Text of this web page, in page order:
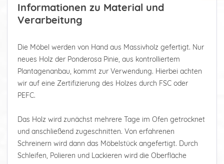
Informationen zu Material und
Verarbeitung
Die Möbel werden von Hand aus Massivholz gefertigt. Nur
neues Holz der Ponderosa Pinie, aus kontrolliertem
Plantagenanbau, kommt zur Verwendung. Hierbei achten
wir auf eine Zertifizierung des Holzes durch FSC oder
PEFC.
Das Holz wird zunächst mehrere Tage im Ofen getrocknet
und anschließend zugeschnitten. Von erfahrenen
Schreinern wird dann das Möbelstück angefertigt. Durch
Schleifen, Polieren und Lackieren wird die Oberfläche